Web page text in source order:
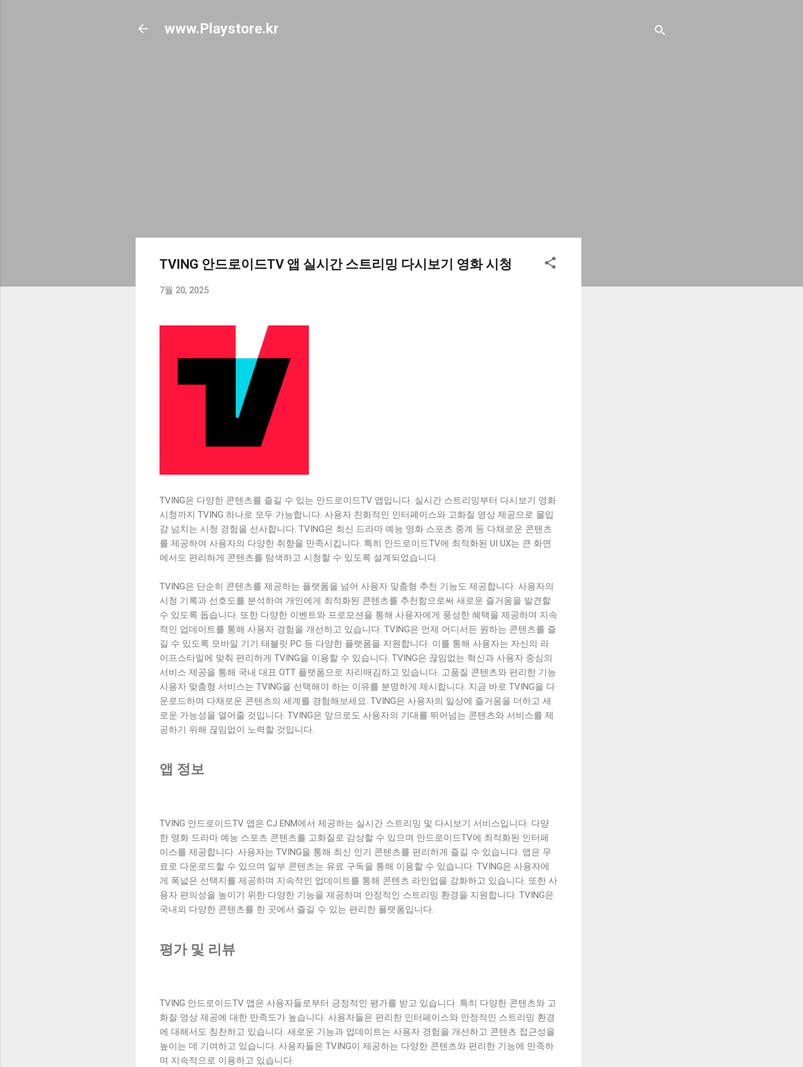
www.Playstore.kr
TVING 안드로이드TV 앱 실시간 스트리밍 다시보기 영화 시청
7월 20, 2025
TVING은 다양한 콘텐츠를 즐길 수 있는 안드로이드TV 앱입니다. 실시간 스트리밍부터 다시보기 영화
시청까지 TVING 하나로 모두 가능합니다. 사용자 친화적인 인터페이스와 고화질 영상 제공으로 몰입
감 넘치는 시청 경험을 선사합니다. TVING은 최신 드라마 예능 영화 스포츠 중계 등 다채로운 콘텐츠
를 제공하여 사용자의 다양한 취향을 만족시킵니다. 특히 안드로이드TV에 최적화된 UI UX는 큰 화면
에서도 편리하게 콘텐츠를 탐색하고 시청할 수 있도록 설계되었습니다.
TVING은 단순히 콘텐츠를 제공하는 플랫폼을 넘어 사용자 맞춤형 추천 기능도 제공합니다. 사용자의
시청 기록과 선호도를 분석하여 개인에게 최적화된 콘텐츠를 추천함으로써 새로운 즐거움을 발견할
수 있도록 돕습니다. 또한 다양한 이벤트와 프로모션을 통해 사용자에게 풍성한 혜택을 제공하며 지속
적인 업데이트를 통해 사용자 경험을 개선하고 있습니다. TVING은 언제 어디서든 원하는 콘텐츠를 즐
길 수 있도록 모바일 기기 태블릿 PC 등 다양한 플랫폼을 지원합니다. 이를 통해 사용자는 자신의 라
이프스타일에 맞춰 편리하게 TVING을 이용할 수 있습니다. TVING은 끊임없는 혁신과 사용자 중심의
서비스 제공을 통해 국내 대표 OTT 플랫폼으로 자리매김하고 있습니다. 고품질 콘텐츠와 편리한 기능
사용자 맞춤형 서비스는 TVING을 선택해야 하는 이유를 분명하게 제시합니다. 지금 바로 TVING을 다
운로드하여 다채로운 콘텐츠의 세계를 경험해보세요. TVING은 사용자의 일상에 즐거움을 더하고 새
로운 가능성을 열어줄 것입니다. TVING은 앞으로도 사용자의 기대를 뛰어넘는 콘텐츠와 서비스를 제
공하기 위해 끊임없이 노력할 것입니다.
앱 정보
TVING 안드로이드TV 앱은 CJ ENM에서 제공하는 실시간 스트리밍 및 다시보기 서비스입니다. 다양
한 영화 드라마 예능 스포츠 콘텐츠를 고화질로 감상할 수 있으며 안드로이드TV에 최적화된 인터페
이스를 제공합니다. 사용자는 TVING을 통해 최신 인기 콘텐츠를 편리하게 즐길 수 있습니다. 앱은 무
료로 다운로드할 수 있으며 일부 콘텐츠는 유료 구독을 통해 이용할 수 있습니다. TVING은 사용자에
게 폭넓은 선택지를 제공하며 지속적인 업데이트를 통해 콘텐츠 라인업을 강화하고 있습니다. 또한 사
용자 편의성을 높이기 위한 다양한 기능을 제공하며 안정적인 스트리밍 환경을 지원합니다. TVING은
국내외 다양한 콘텐츠를 한 곳에서 즐길 수 있는 편리한 플랫폼입니다.
평가 및 리뷰
TVING 안드로이드TV 앱은 사용자들로부터 긍정적인 평가를 받고 있습니다. 특히 다양한 콘텐츠와 고
화질 영상 제공에 대한 만족도가 높습니다. 사용자들은 편리한 인터페이스와 안정적인 스트리밍 환경
에 대해서도 칭찬하고 있습니다. 새로운 기능과 업데이트는 사용자 경험을 개선하고 콘텐츠 접근성을
높이는 데 기여하고 있습니다. 사용자들은 TVING이 제공하는 다양한 콘텐츠와 편리한 기능에 만족하
며 지속적으로 이용하고 있습니다.